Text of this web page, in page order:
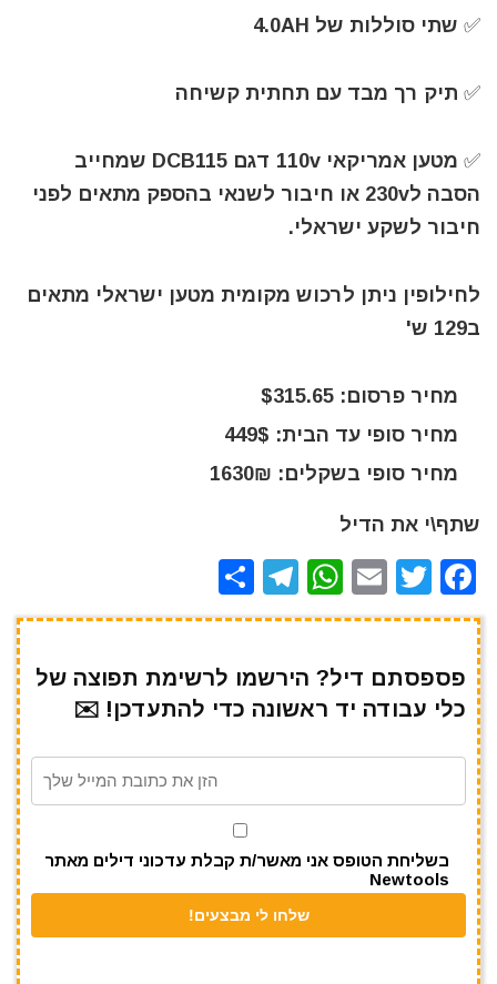
✅ שתי סוללות של 4.0AH
✅ תיק רך מבד עם תחתית קשיחה
✅ מטען אמריקאי 110v דגם DCB115 שמחייב
הסבה ל230v או חיבור לשנאי בהספק מתאים לפני
חיבור לשקע ישראלי.
לחילופין ניתן לרכוש מקומית מטען ישראלי מתאים
ב129 ש'
מחיר פרסום: $315.65
מחיר סופי עד הבית: 449$
מחיר סופי בשקלים: 1630₪
שתף\י את הדיל
F
a
e
b
o
T
w
te
r
E
m
l
W
h
s
A
p
T
el
gr
a
m
h
e
פספסתם דיל? הירשמו לרשימת תפוצה של
כלי עבודה יד ראשונה כדי להתעדכן! ✉️
בשליחת הטופס אני מאשר/ת קבלת עדכוני דילים מאתר
Newtools